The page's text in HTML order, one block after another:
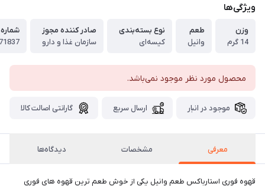
ویژگی‌ها
وزن
14 گرم
طعم
وانیل
نوع بسته‌بندی
کیسه‌ای
صادر کننده مجوز
سازمان غذا و دارو
محصول مورد نظر موجود نمی‌باشد.
موجود در انبار ارسال سریع گارانتی اصالت کالا
معرفی مشخصات دیدگاه‌ها
قهوه فوری استارباکس طعم وانیل یکی از خوش طعم ترین قهوه های فوری